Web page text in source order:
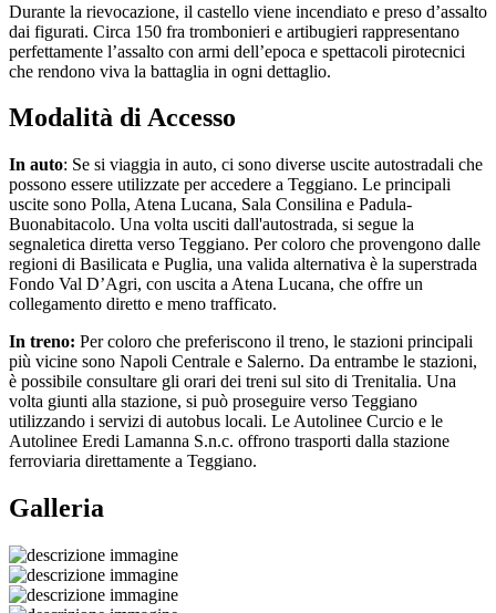
Durante la rievocazione, il castello viene incendiato e preso d’assalto
dai figurati. Circa 150 fra trombonieri e artibugieri rappresentano
perfettamente l’assalto con armi dell’epoca e spettacoli pirotecnici
che rendono viva la battaglia in ogni dettaglio.
Modalità di Accesso
In auto: Se si viaggia in auto, ci sono diverse uscite autostradali che
possono essere utilizzate per accedere a Teggiano. Le principali
uscite sono Polla, Atena Lucana, Sala Consilina e Padula-
Buonabitacolo. Una volta usciti dall'autostrada, si segue la
segnaletica diretta verso Teggiano. Per coloro che provengono dalle
regioni di Basilicata e Puglia, una valida alternativa è la superstrada
Fondo Val D’Agri, con uscita a Atena Lucana, che offre un
collegamento diretto e meno trafficato.
In treno: Per coloro che preferiscono il treno, le stazioni principali
più vicine sono Napoli Centrale e Salerno. Da entrambe le stazioni,
è possibile consultare gli orari dei treni sul sito di Trenitalia. Una
volta giunti alla stazione, si può proseguire verso Teggiano
utilizzando i servizi di autobus locali. Le Autolinee Curcio e le
Autolinee Eredi Lamanna S.n.c. offrono trasporti dalla stazione
ferroviaria direttamente a Teggiano.
Galleria